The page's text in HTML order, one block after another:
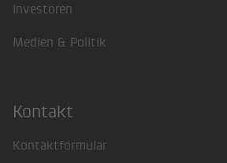
Investoren
Medien & Politik
Kontakt
Kontaktformular